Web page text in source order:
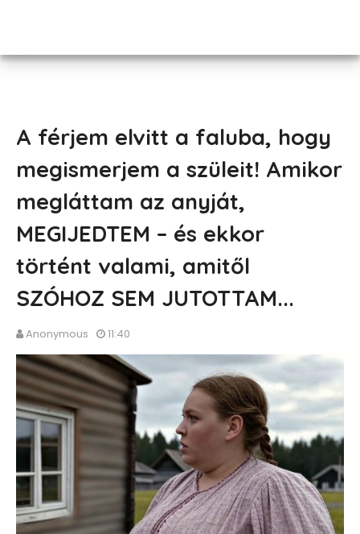
A férjem elvitt a faluba, hogy
megismerjem a szüleit! Amikor
megláttam az anyját,
MEGIJEDTEM – és ekkor
történt valami, amitől
SZÓHOZ SEM JUTOTTAM...
Anonymous 11:40